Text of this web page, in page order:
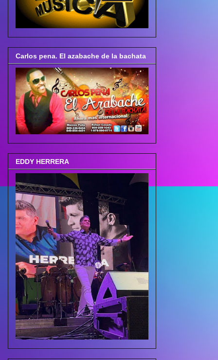
Carlos pena. El azabache de la bachata
EDDY HERRERA